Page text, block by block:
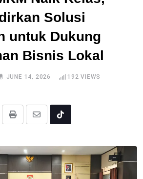
Solusi
untuk Dukung
Bisnis Lokal
JUNE 14, 2026 192 VIEWS
Print
Share
Email
Tiktok